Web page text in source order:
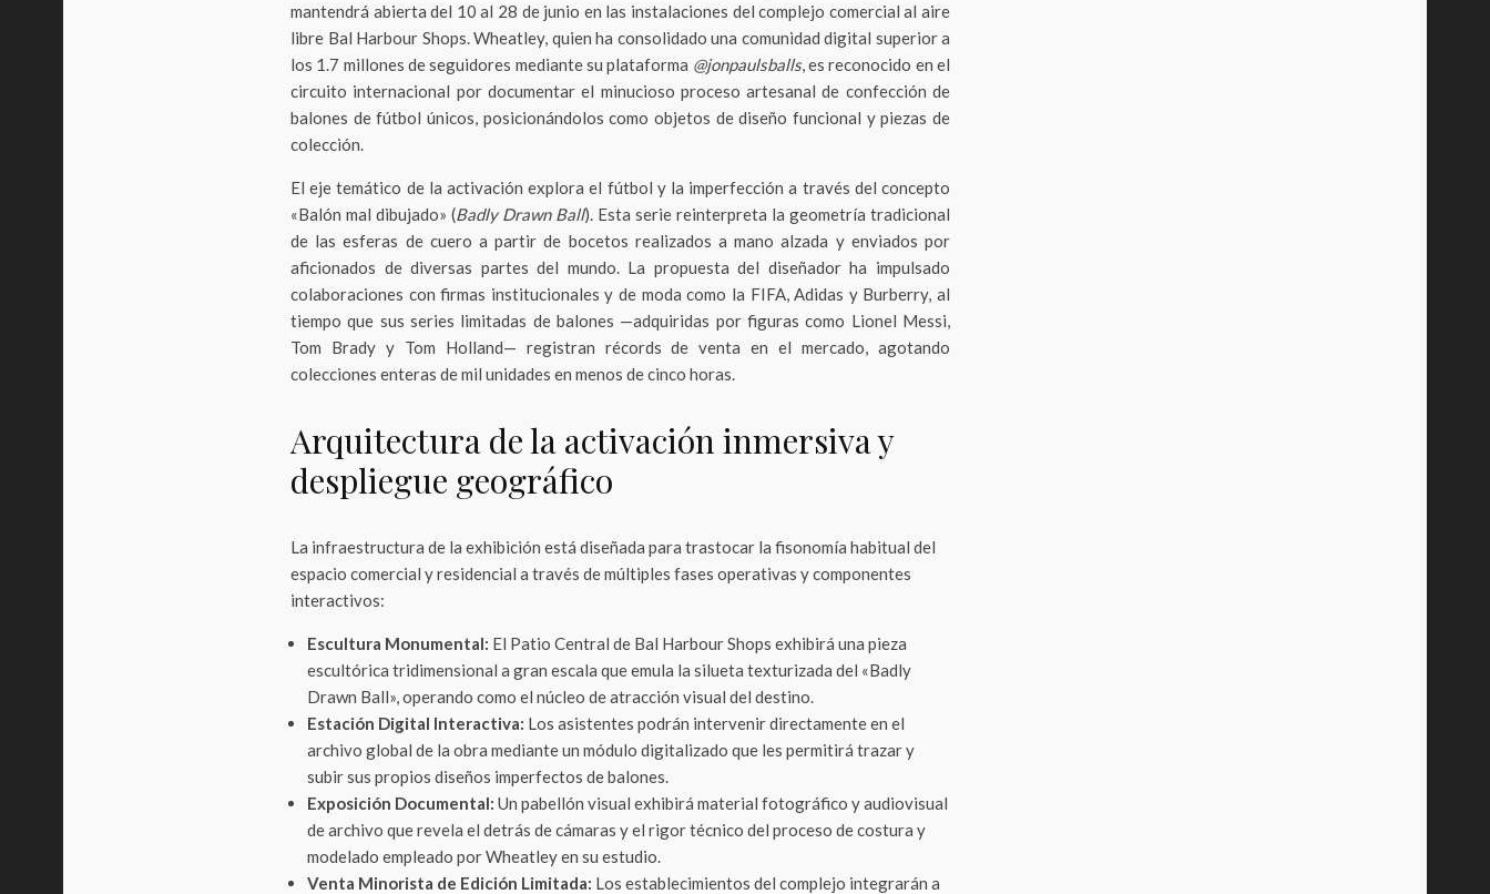
mantendrá abierta del 10 al 28 de junio en las instalaciones del complejo comercial al aire
libre Bal Harbour Shops. Wheatley, quien ha consolidado una comunidad digital superior a
los 1.7 millones de seguidores mediante su plataforma @jonpaulsballs, es reconocido en el
circuito internacional por documentar el minucioso proceso artesanal de confección de
balones de fútbol únicos, posicionándolos como objetos de diseño funcional y piezas de
colección.
El eje temático de la activación explora el fútbol y la imperfección a través del concepto
«Balón mal dibujado» (Badly Drawn Ball). Esta serie reinterpreta la geometría tradicional
de las esferas de cuero a partir de bocetos realizados a mano alzada y enviados por
aficionados de diversas partes del mundo. La propuesta del diseñador ha impulsado
colaboraciones con firmas institucionales y de moda como la FIFA, Adidas y Burberry, al
tiempo que sus series limitadas de balones —adquiridas por figuras como Lionel Messi,
Tom Brady y Tom Holland— registran récords de venta en el mercado, agotando
colecciones enteras de mil unidades en menos de cinco horas.
Arquitectura de la activación inmersiva y
despliegue geográfico
La infraestructura de la exhibición está diseñada para trastocar la fisonomía habitual del
espacio comercial y residencial a través de múltiples fases operativas y componentes
interactivos:
Escultura Monumental: El Patio Central de Bal Harbour Shops exhibirá una pieza
escultórica tridimensional a gran escala que emula la silueta texturizada del «Badly
Drawn Ball», operando como el núcleo de atracción visual del destino.
Estación Digital Interactiva: Los asistentes podrán intervenir directamente en el
archivo global de la obra mediante un módulo digitalizado que les permitirá trazar y
subir sus propios diseños imperfectos de balones.
Exposición Documental: Un pabellón visual exhibirá material fotográfico y audiovisual
de archivo que revela el detrás de cámaras y el rigor técnico del proceso de costura y
modelado empleado por Wheatley en su estudio.
Venta Minorista de Edición Limitada: Los establecimientos del complejo integrarán a